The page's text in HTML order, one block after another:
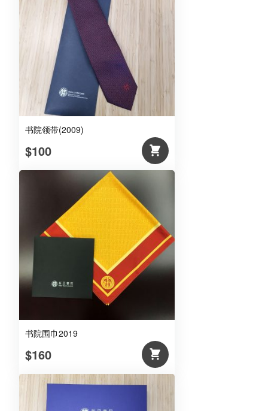
书院领带(2009)
$100
书院围巾2019
$160